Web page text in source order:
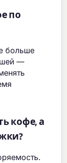
по
больше
—
кофе, а